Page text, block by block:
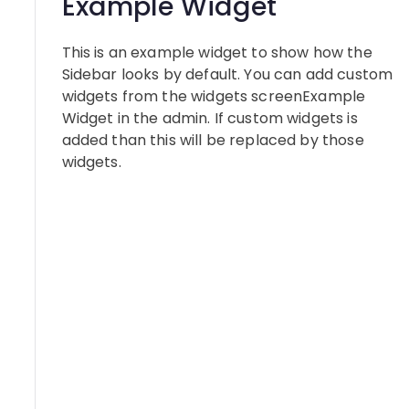
This is an example widget to show how the
Sidebar looks by default. You can add custom
widgets from the widgets screenExample
Widget in the admin. If custom widgets is
added than this will be replaced by those
widgets.